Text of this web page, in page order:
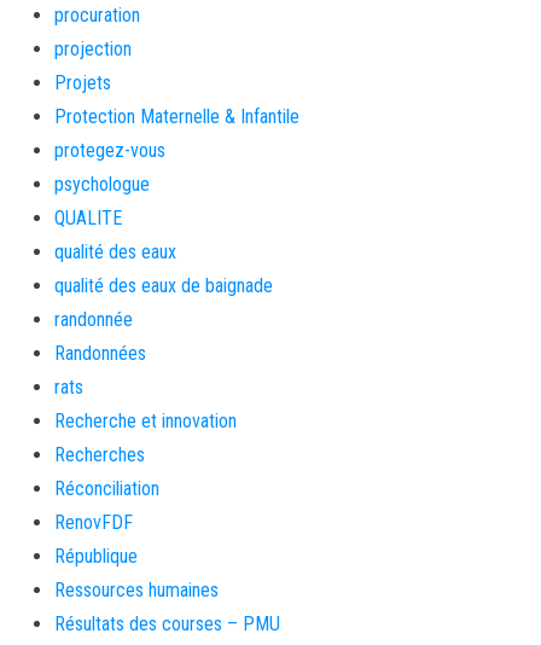
procuration
projection
Projets
Protection Maternelle & Infantile
protegez-vous
psychologue
QUALITE
qualité des eaux
qualité des eaux de baignade
randonnée
Randonnées
rats
Recherche et innovation
Recherches
Réconciliation
RenovFDF
République
Ressources humaines
Résultats des courses – PMU